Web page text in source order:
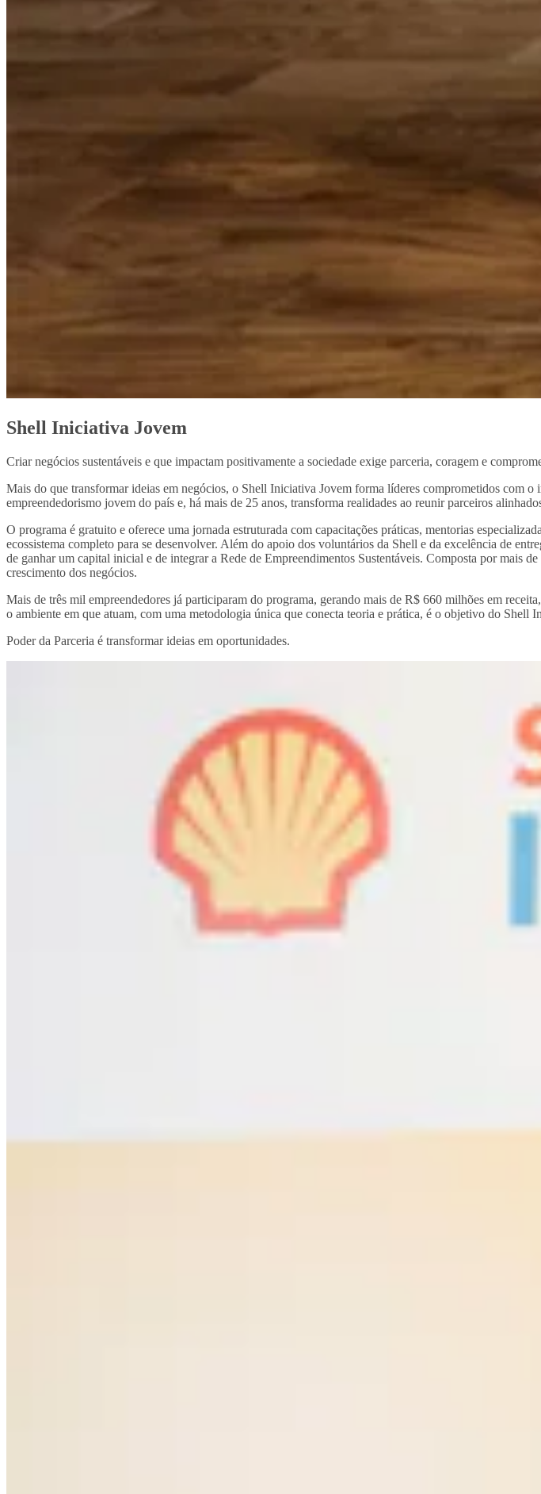
Shell Iniciativa Jovem
Criar negócios sustentáveis e que impactam positivamente a sociedade exige parceria, coragem e
Mais do que transformar ideias em negócios, o Shell Iniciativa Jovem forma líderes comprometidos com
empreendedorismo jovem do país e, há mais de 25 anos, transforma realidades ao reunir parceiros
O programa é gratuito e oferece uma jornada estruturada com capacitações práticas, mentorias
ecossistema completo para se desenvolver. Além do apoio dos voluntários da Shell e da excelência de
de ganhar um capital inicial e de integrar a Rede de Empreendimentos Sustentáveis. Composta por mais
crescimento dos negócios.
Mais de três mil empreendedores já participaram do programa, gerando mais de R$ 660 milhões em
o ambiente em que atuam, com uma metodologia única que conecta teoria e prática, é o objetivo do Shell
Poder da Parceria é transformar ideias em oportunidades.